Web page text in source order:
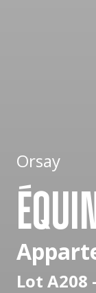
Orsay
Lot A208